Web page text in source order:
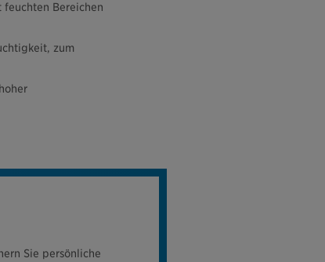
Bereichen
zum
Sie persönliche